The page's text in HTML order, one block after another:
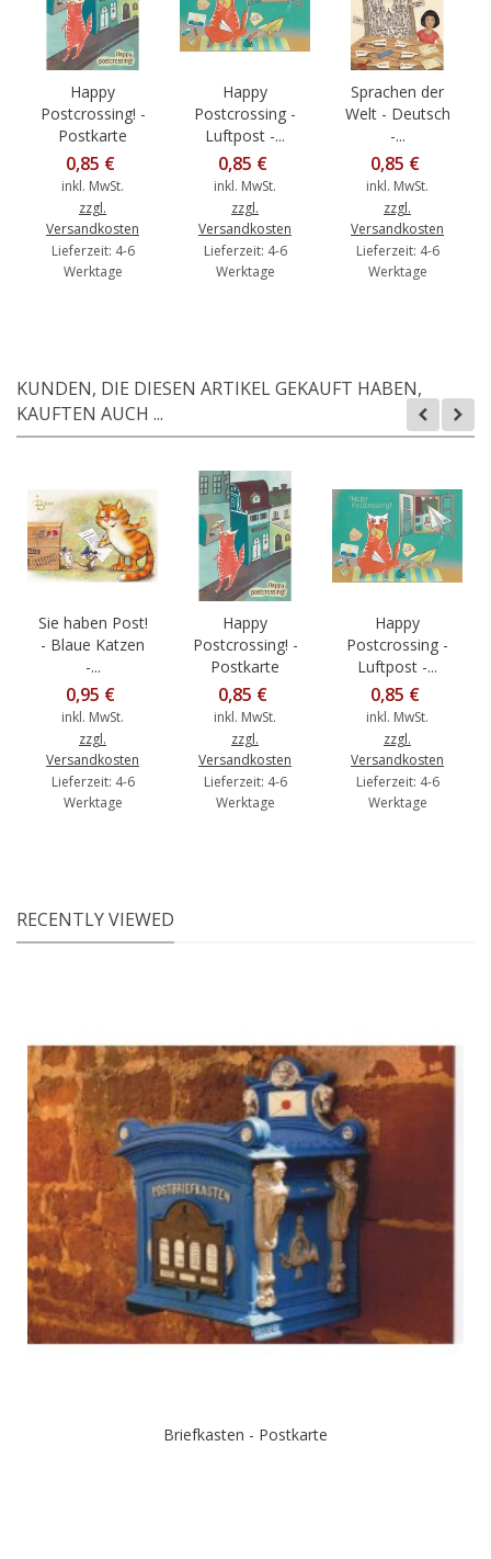
Happy
Postcrossing! -
Postkarte
0,85 €
inkl. MwSt.
zzgl.
Versandkosten
Lieferzeit: 4-6
Werktage
Happy
Postcrossing -
Luftpost -...
0,85 €
inkl. MwSt.
zzgl.
Versandkosten
Lieferzeit: 4-6
Werktage
Sprachen der
Welt - Deutsch
-...
0,85 €
inkl. MwSt.
zzgl.
Versandkosten
Lieferzeit: 4-6
Werktage
KUNDEN, DIE DIESEN ARTIKEL GEKAUFT HABEN,
KAUFTEN AUCH ...
Sie haben Post!
- Blaue Katzen
-...
0,95 €
inkl. MwSt.
zzgl.
Versandkosten
Lieferzeit: 4-6
Werktage
Happy
Postcrossing! -
Postkarte
0,85 €
inkl. MwSt.
zzgl.
Versandkosten
Lieferzeit: 4-6
Werktage
Happy
Postcrossing -
Luftpost -...
0,85 €
inkl. MwSt.
zzgl.
Versandkosten
Lieferzeit: 4-6
Werktage
RECENTLY VIEWED
Briefkasten - Postkarte